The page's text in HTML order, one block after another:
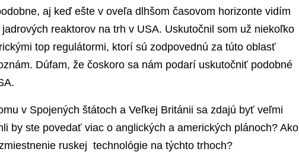
aj keď ešte v oveľa dlhšom časovom horizonte vidím
reaktorov na trh v USA. Uskutočnil som už niekoľko
top regulátormi, ktorí sú zodpovednú za túto oblasť
Dúfam, že čoskoro sa nám podarí uskutočniť podobné
v Spojených štátoch a Veľkej Británii sa zdajú byť veľmi
by ste povedať viac o anglických a amerických plánoch? Ako
ruskej technológie na týchto trhoch?